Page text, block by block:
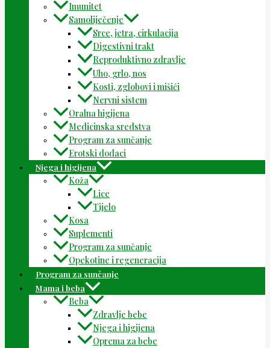
Imunitet
Samoliječenje
Srce, jetra, cirkulacija
Digestivni trakt
Reproduktivno zdravlje
Uho, grlo, nos
Kosti, zglobovi i mišići
Nervni sistem
Oralna higijena
Medicinska sredstva
Program za sunčanje
Erotski dodaci
Njega i higijena
Koža
Lice
Tijelo
Kosa
Suplementi
Program za sunčanje
Opekotine i regeneracija
Program za sunčanje
Mama i beba
Beba
Zdravlje bebe
Njega i higijena
Oprema za bebe